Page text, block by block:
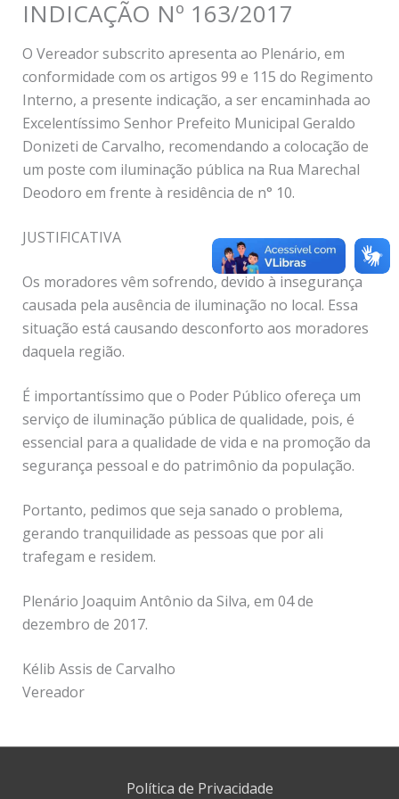
INDICAÇÃO Nº 163/2017
O Vereador subscrito apresenta ao Plenário, em
conformidade com os artigos 99 e 115 do Regimento
Interno, a presente indicação, a ser encaminhada ao
Excelentíssimo Senhor Prefeito Municipal Geraldo
Donizeti de Carvalho, recomendando a colocação de
um poste com iluminação pública na Rua Marechal
Deodoro em frente à residência de n° 10.
JUSTIFICATIVA
Os moradores vêm sofrendo, devido à insegurança
causada pela ausência de iluminação no local. Essa
situação está causando desconforto aos moradores
daquela região.
É importantíssimo que o Poder Público ofereça um
serviço de iluminação pública de qualidade, pois, é
essencial para a qualidade de vida e na promoção da
segurança pessoal e do patrimônio da população.
Portanto, pedimos que seja sanado o problema,
gerando tranquilidade as pessoas que por ali
trafegam e residem.
Plenário Joaquim Antônio da Silva, em 04 de
dezembro de 2017.
Kélib Assis de Carvalho
Vereador
Política de Privacidade